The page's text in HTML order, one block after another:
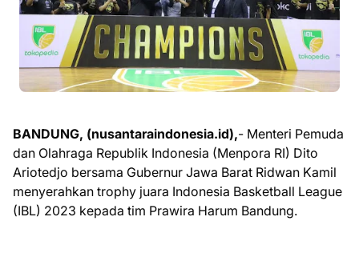
BANDUNG, (nusantaraindonesia.id),- Menteri Pemuda
dan Olahraga Republik Indonesia (Menpora RI) Dito
Ariotedjo bersama Gubernur Jawa Barat Ridwan Kamil
menyerahkan trophy juara Indonesia Basketball League
(IBL) 2023 kepada tim Prawira Harum Bandung.